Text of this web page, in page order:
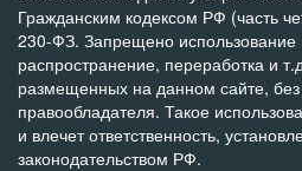
Гражданским кодексом РФ (часть
230-ФЗ. Запрещено использование
распространение, переработка и
размещенных на данном сайте, без
правообладателя. Такое
и влечет ответственность,
законодательством РФ.